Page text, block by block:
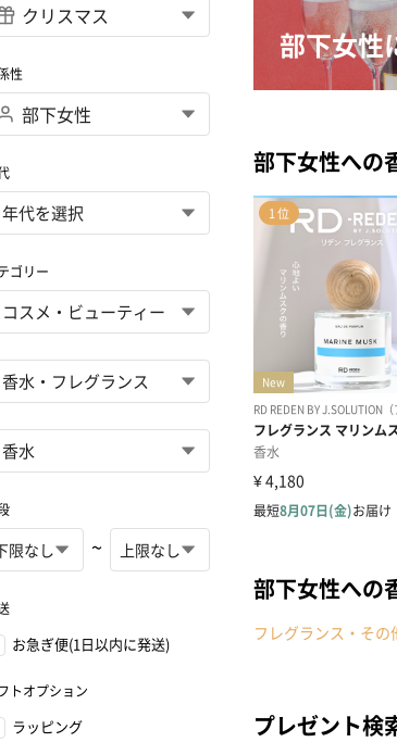
性
ゴリー
~
お急ぎ便(1日以内に発送)
トオプション
ラッピング
部下女性
部下女性への
部下女性への
フレグランス・その
プレゼント検